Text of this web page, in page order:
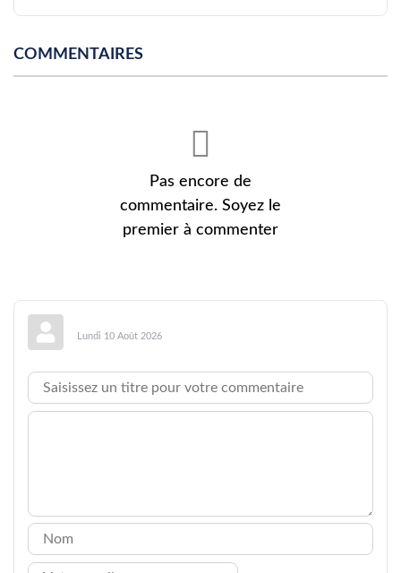
COMMENTAIRES
Pas encore de
commentaire. Soyez le
premier à commenter
Lundi 10 Août 2026